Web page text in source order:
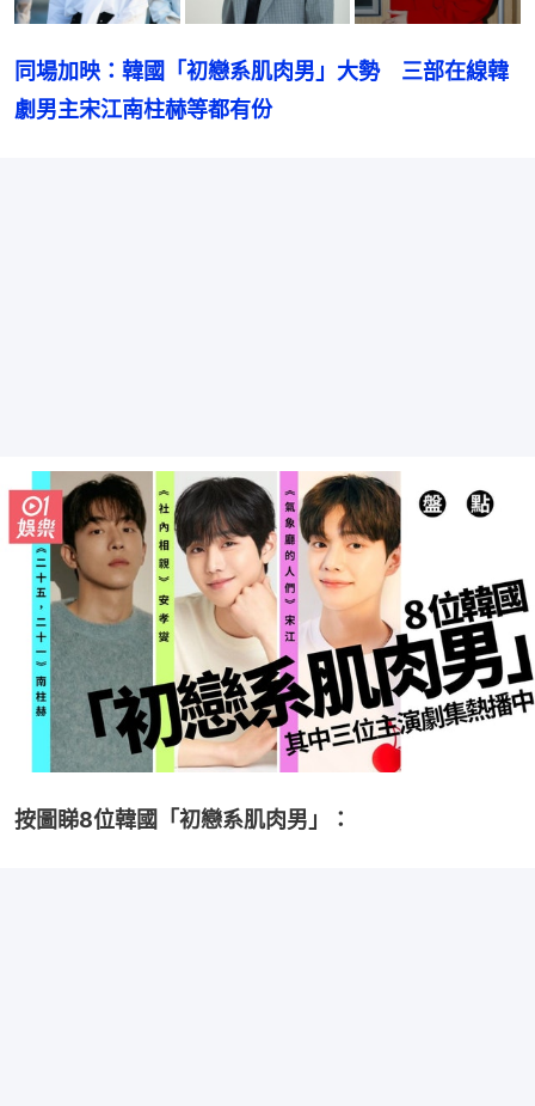
同場加映：韓國「初戀系肌肉男」大勢　三部在線韓
劇男主宋江南柱赫等都有份
按圖睇8位韓國「初戀系肌肉男」：